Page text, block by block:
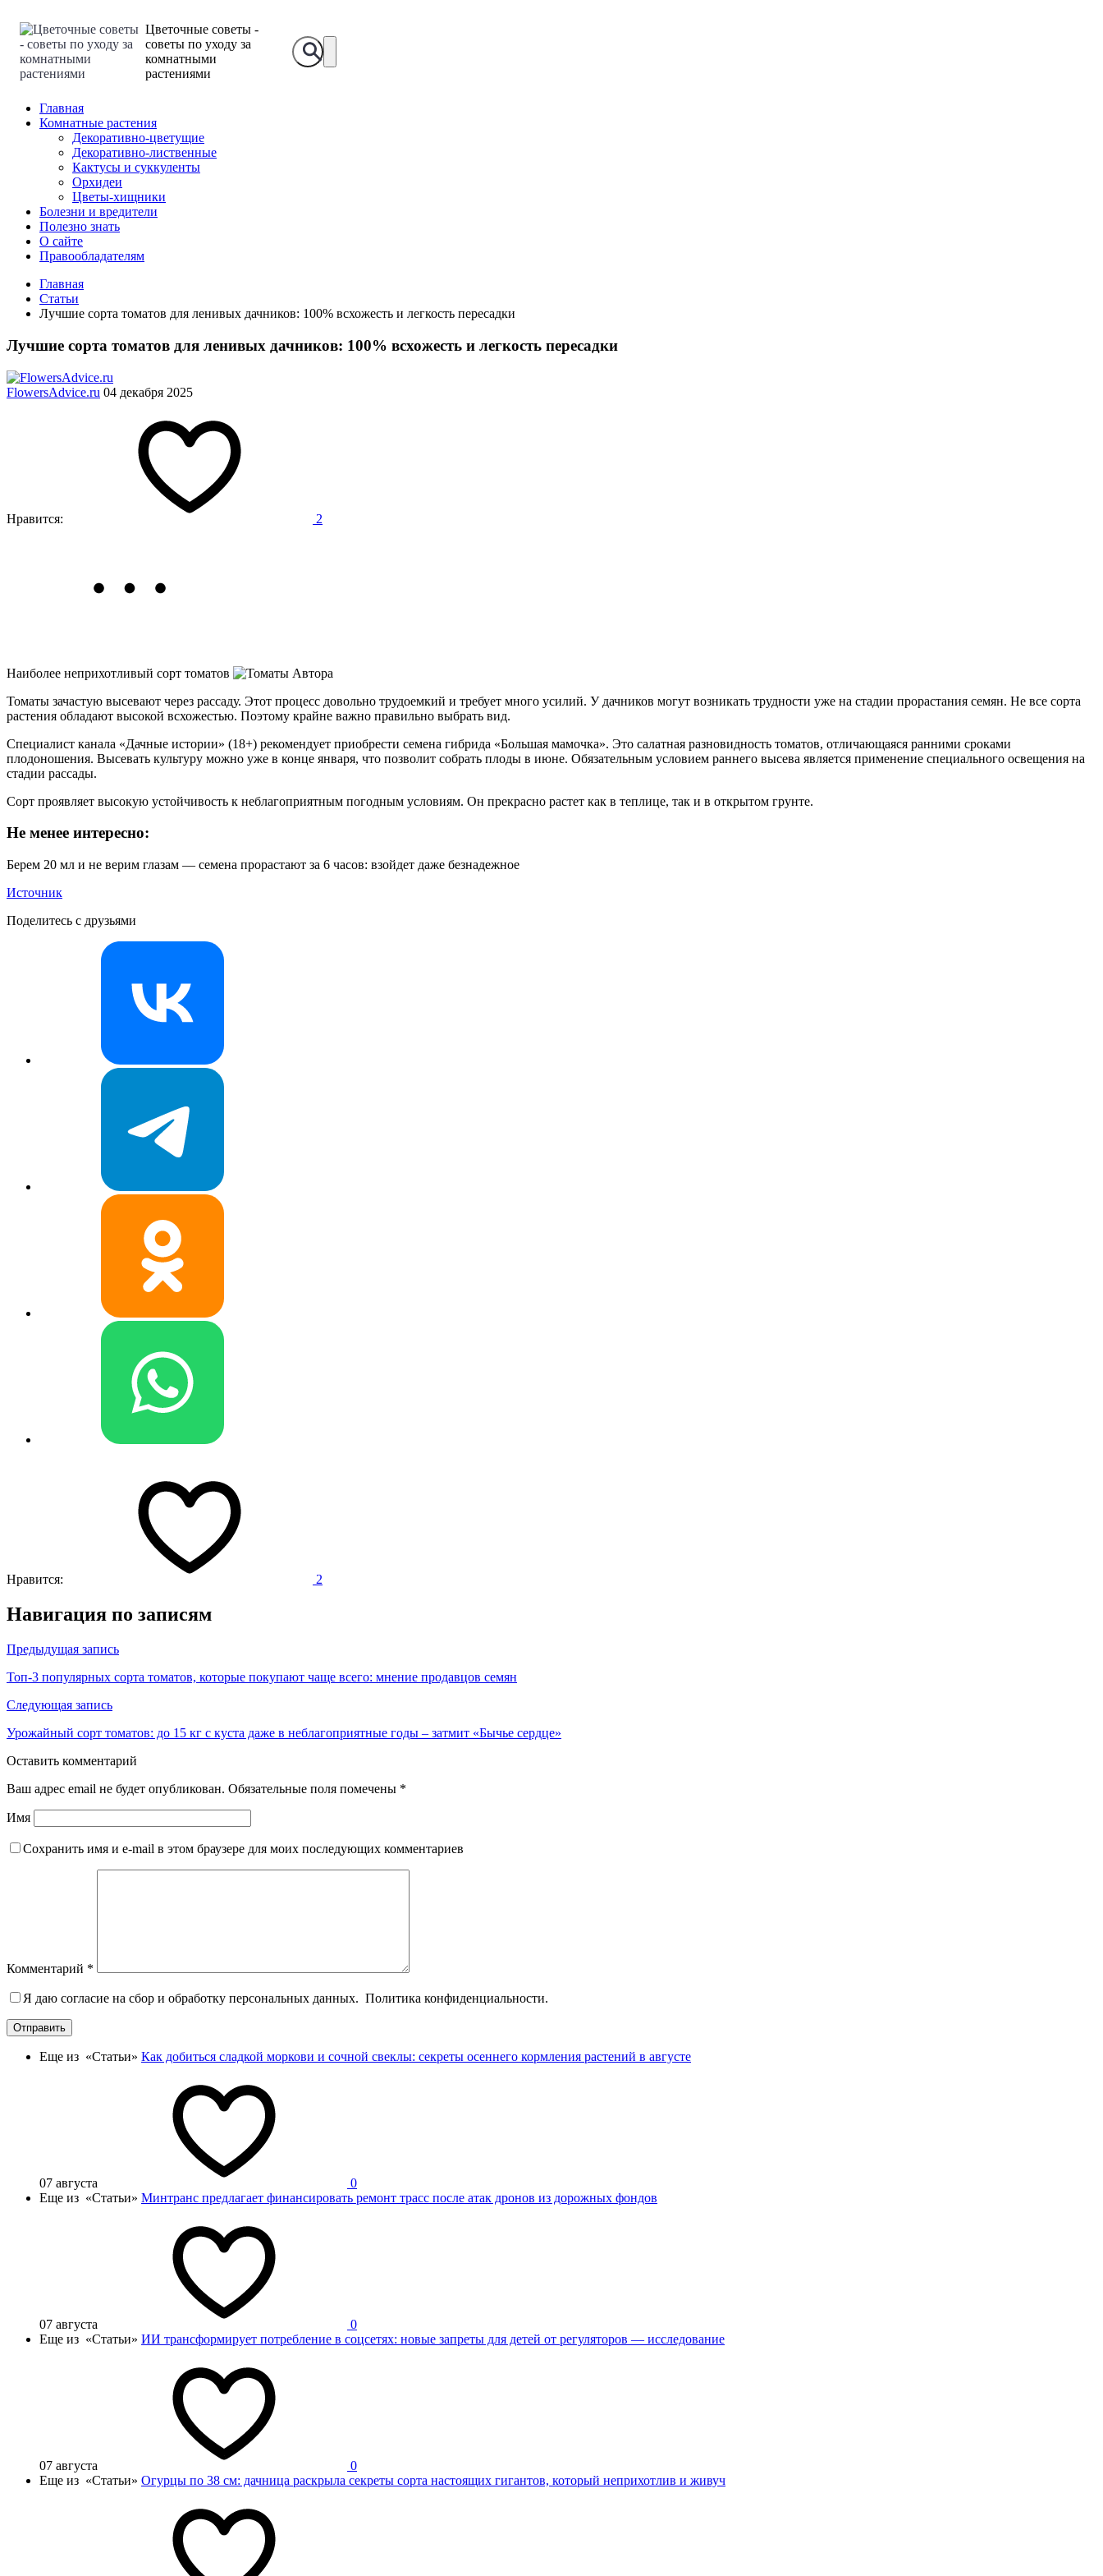
Цветочные советы -
советы по уходу за
комнатными
растениями
Главная
Комнатные растения
Декоративно-цветущие
Декоративно-лиственные
Кактусы и суккуленты
Орхидеи
Цветы-хищники
Болезни и вредители
Полезно знать
О сайте
Правообладателям
Главная
Статьи
Лучшие сорта томатов для ленивых дачников: 100% всхожесть и легкость пересадки
Лучшие сорта томатов для ленивых дачников: 100% всхожесть и легкость пересадки
FlowersAdvice.ru 04 декабря 2025
Нравится: 2
Наиболее неприхотливый сорт томатов
Томаты зачастую высевают через рассаду. Этот процесс довольно трудоемкий и требует много усилий. У дачников могут возникать трудности уже на стадии прорастания семян. Не все сорта
растения обладают высокой всхожестью. Поэтому крайне важно правильно выбрать вид.
Специалист канала «Дачные истории» (18+) рекомендует приобрести семена гибрида «Большая мамочка». Это салатная разновидность томатов, отличающаяся ранними сроками
плодоношения. Высевать культуру можно уже в конце января, что позволит собрать плоды в июне. Обязательным условием раннего высева является применение специального освещения на
стадии рассады.
Сорт проявляет высокую устойчивость к неблагоприятным погодным условиям. Он прекрасно растет как в теплице, так и в открытом грунте.
Не менее интересно:
Берем 20 мл и не верим глазам — семена прорастают за 6 часов: взойдет даже безнадежное
Источник
Поделитесь с друзьями
Нравится: 2
Навигация по записям
Предыдущая запись
Топ-3 популярных сорта томатов, которые покупают чаще всего: мнение продавцов семян
Следующая запись
Урожайный сорт томатов: до 15 кг с куста даже в неблагоприятные годы – затмит «Бычье сердце»
Оставить комментарий
Ваш адрес email не будет опубликован. Обязательные поля помечены *
Имя
Сохранить имя и e-mail в этом браузере для моих последующих комментариев
Комментарий *
Я даю согласие на сбор и обработку персональных данных. Политика конфиденциальности.
Отправить
Еще из «Статьи» Как добиться сладкой моркови и сочной свеклы: секреты осеннего кормления растений в августе
07 августа
0
Еще из «Статьи» Минтранс предлагает финансировать ремонт трасс после атак дронов из дорожных фондов
07 августа
0
Еще из «Статьи» ИИ трансформирует потребление в соцсетях: новые запреты для детей от регуляторов — исследование
07 августа
0
Еще из «Статьи» Огурцы по 38 см: дачница раскрыла секреты сорта настоящих гигантов, который неприхотлив и живуч